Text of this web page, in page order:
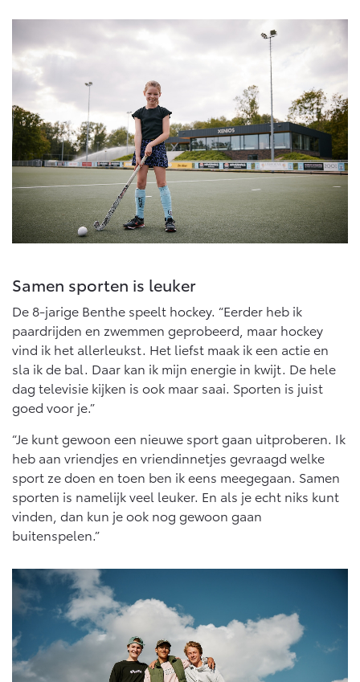
Samen sporten is leuker
De 8-jarige Benthe speelt hockey. “Eerder heb ik
paardrijden en zwemmen geprobeerd, maar hockey
vind ik het allerleukst. Het liefst maak ik een actie en
sla ik de bal. Daar kan ik mijn energie in kwijt. De hele
dag televisie kijken is ook maar saai. Sporten is juist
goed voor je.”
“Je kunt gewoon een nieuwe sport gaan uitproberen. Ik
heb aan vriendjes en vriendinnetjes gevraagd welke
sport ze doen en toen ben ik eens meegegaan. Samen
sporten is namelijk veel leuker. En als je echt niks kunt
vinden, dan kun je ook nog gewoon gaan
buitenspelen.”